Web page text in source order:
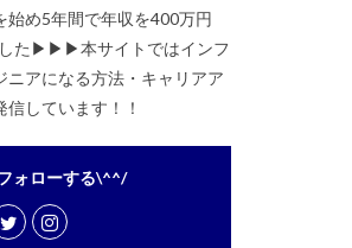
始め5年間で年収を400万円
た▶︎▶︎▶︎本サイトではインフ
ニアになる方法・キャリアア
しています！！
ォローする\^^/